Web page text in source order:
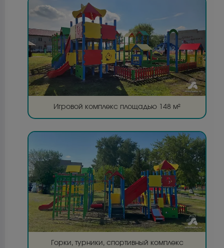
Игровой комплекс площадью 148 м²
Горки, турники, спортивный комплекс